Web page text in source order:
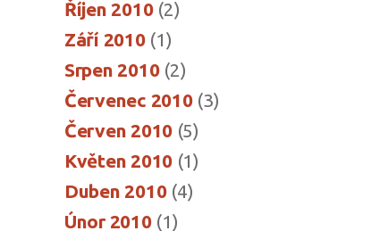
Říjen 2010(2)
Září 2010(1)
Srpen 2010(2)
Červenec 2010(3)
Červen 2010 (5)
Květen 2010 (1)
Duben 2010(4)
Únor 2010(1)